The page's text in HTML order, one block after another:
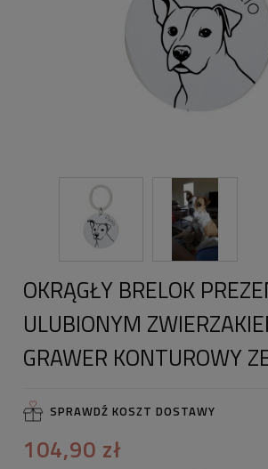
OKRĄGŁY BRELOK
ULUBIONYM
GRAWER KONTUROWY
SPRAWDŹ KOSZT DOSTAWY
104,90 zł